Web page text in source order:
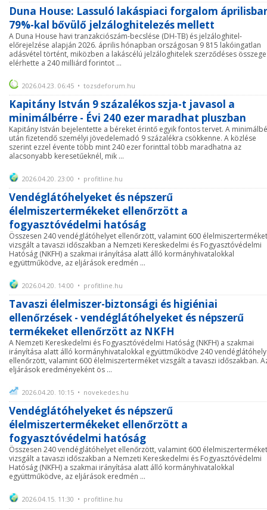
Duna House: Lassuló lakáspiaci forgalom
79%-kal bővülő jelzáloghitelezés mellett
A Duna House havi tranzakciószám-becslése (DH-TB) és jelzáloghitel-
előrejelzése alapján 2026. április hónapban országosan 9 815 lakóingatlan
adásvétel történt, miközben a lakáscélú jelzáloghitelek szerződéses összege
elérhette a 240 milliárd forintot ...
2026.04.23. 06:45 • tozsdeforum.hu
Kapitány István 9 százalékos szja-t javasol a
minimálbérre - Évi 240 ezer maradhat pluszban
Kapitány István bejelentette a béreket érintő egyik fontos tervet. A
után fizetendő személyi jövedelemadó 9 százalékra csökkenne. A közlése
szerint ezzel évente több mint 240 ezer forinttal több maradhatna az
alacsonyabb keresetűeknél, mik ...
2026.04.20. 23:00 • profitline.hu
Vendéglátóhelyeket és népszerű
élelmiszertermékeket ellenőrzött a
fogyasztóvédelmi hatóság
Összesen 240 vendéglátóhelyet ellenőrzött, valamint 600 élelmiszerterméket
vizsgált a tavaszi időszakban a Nemzeti Kereskedelmi és Fogyasztóvédelmi
Hatóság (NKFH) a szakmai irányítása alatt álló kormányhivatalokkal
együttműködve, az eljárások eredmén ...
2026.04.20. 14:00 • profitline.hu
Tavaszi élelmiszer-biztonsági és higiéniai
ellenőrzések - vendéglátóhelyeket és népszerű
termékeket ellenőrzött az NKFH
A Nemzeti Kereskedelmi és Fogyasztóvédelmi Hatóság (NKFH) a szakmai
irányítása alatt álló kormányhivatalokkal együttműködve 240
ellenőrzött, valamint 600 élelmiszerterméket vizsgált a tavaszi időszakban.
eljárások eredményeként ös ...
2026.04.20. 10:15 • novekedes.hu
Vendéglátóhelyeket és népszerű
élelmiszertermékeket ellenőrzött a
fogyasztóvédelmi hatóság
Összesen 240 vendéglátóhelyet ellenőrzött, valamint 600 élelmiszerterméket
vizsgált a tavaszi időszakban a Nemzeti Kereskedelmi és Fogyasztóvédelmi
Hatóság (NKFH) a szakmai irányítása alatt álló kormányhivatalokkal
együttműködve, az eljárások eredmén ...
2026.04.15. 11:30 • profitline.hu